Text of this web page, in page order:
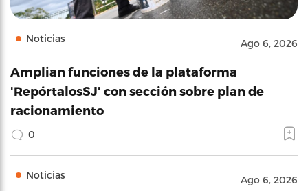
Noticias Ago 6, 2026
Amplian funciones de la plataforma
'RepórtalosSJ' con sección sobre plan de
racionamiento
0
Noticias Ago 6, 2026